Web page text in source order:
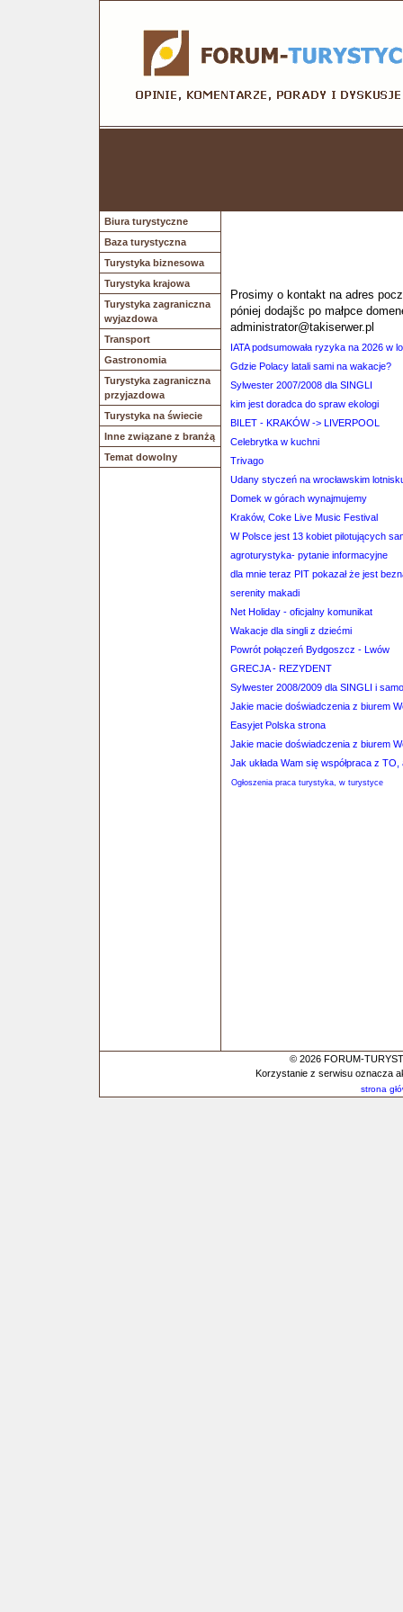
Biura turystyczne
Baza turystyczna
Turystyka biznesowa
Turystyka krajowa
Turystyka zagraniczna
wyjazdowa
Transport
Gastronomia
Turystyka zagraniczna
przyjazdowa
Turystyka na świecie
Inne związane z branżą
Temat dowolny
Prosimy o kontakt na adres
póniej dodajšc po małpce
administrator@takiserwer.pl
IATA podsumowała ryzyka na 2026 w
Gdzie Polacy latali sami na wakacje?
Sylwester 2007/2008 dla SINGLI
kim jest doradca do spraw ekologi
BILET - KRAKÓW -> LIVERPOOL
Celebrytka w kuchni
Trivago
Udany styczeń na wrocławskim
Domek w górach wynajmujemy
Kraków, Coke Live Music Festival
W Polsce jest 13 kobiet pilotujących
agroturystyka- pytanie informacyjne
dla mnie teraz PIT pokazał że jest
serenity makadi
Net Holiday - oficjalny komunikat
Wakacje dla singli z dziećmi
Powrót połączeń Bydgoszcz - Lwów
GRECJA - REZYDENT
Sylwester 2008/2009 dla SINGLI i
Jakie macie doświadczenia z biurem
Easyjet Polska strona
Jakie macie doświadczenia z biurem
Jak układa Wam się współpraca z
Ogłoszenia praca turystyka, w turystyce
© 2026 FORUM-
Korzystanie z serwisu oznacza
strona